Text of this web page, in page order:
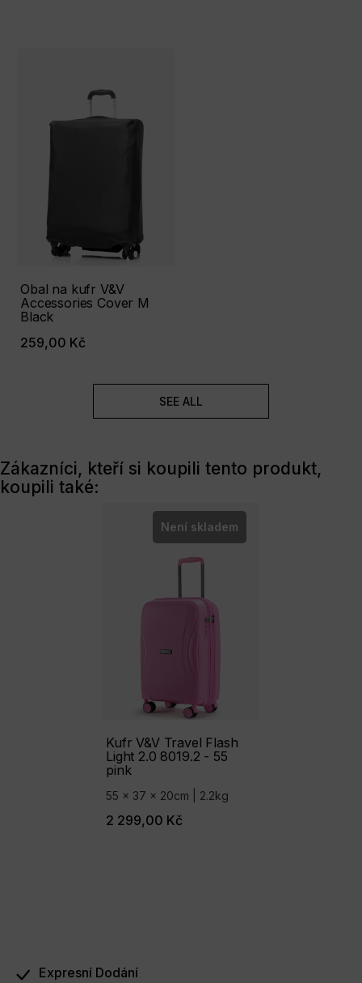
Obal na kufr V&V
Accessories Cover М
Black
259,00 Kč
SEE ALL
Zákazníci, kteří si koupili tento produkt,
koupili také:
Kufr V&V Travel Flash
Light 2.0 8019.2 - 55
pink
55 x 37 x 20cm | 2.2kg
2 299,00 Kč
Není skladem
Expresní Dodání